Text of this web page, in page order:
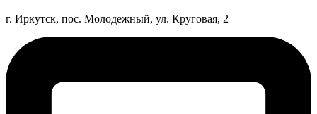
г. Иркутск, пос. Молодежный, ул. Круговая, 2